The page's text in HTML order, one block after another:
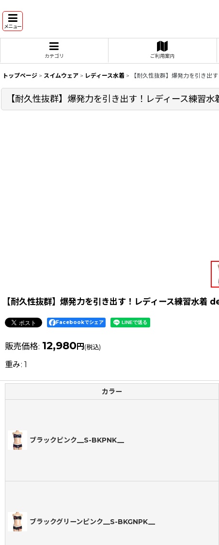
メニュー
カテゴリ ご利用案内
トップページ > スイムウェア > レディース水着 > 【耐久性抜群】爆発力を引き出
【耐久性抜群】爆発力を引き出す！レディース練
【耐久性抜群】爆発力を引き出す！レディース練習水
Facebookでシェア
販売価格: 12,980 円 (税込)
重み: 1
カラー
ブラックピンク__S-BKPNK__
ブラックグリーンピンク__S-BKGNPK__